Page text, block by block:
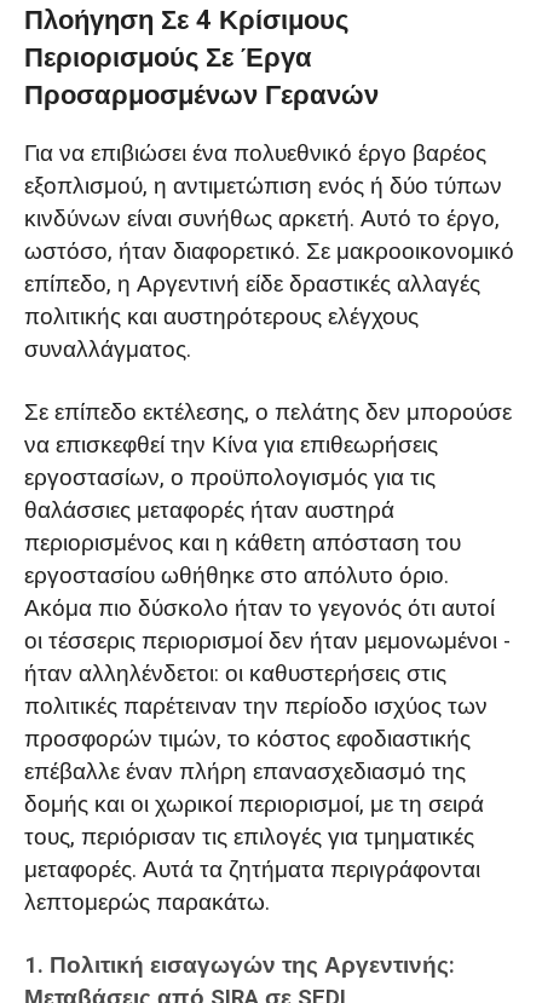
Πλοήγηση Σε 4 Κρίσιμους
Περιορισμούς Σε Έργα
Προσαρμοσμένων Γερανών
Για να επιβιώσει ένα πολυεθνικό έργο βαρέος
εξοπλισμού, η αντιμετώπιση ενός ή δύο τύπων
κινδύνων είναι συνήθως αρκετή. Αυτό το έργο,
ωστόσο, ήταν διαφορετικό. Σε μακροοικονομικό
επίπεδο, η Αργεντινή είδε δραστικές αλλαγές
πολιτικής και αυστηρότερους ελέγχους
συναλλάγματος.
Σε επίπεδο εκτέλεσης, ο πελάτης δεν μπορούσε
να επισκεφθεί την Κίνα για επιθεωρήσεις
εργοστασίων, ο προϋπολογισμός για τις
θαλάσσιες μεταφορές ήταν αυστηρά
περιορισμένος και η κάθετη απόσταση του
εργοστασίου ωθήθηκε στο απόλυτο όριο.
Ακόμα πιο δύσκολο ήταν το γεγονός ότι αυτοί
οι τέσσερις περιορισμοί δεν ήταν μεμονωμένοι -
ήταν αλληλένδετοι: οι καθυστερήσεις στις
πολιτικές παρέτειναν την περίοδο ισχύος των
προσφορών τιμών, το κόστος εφοδιαστικής
επέβαλλε έναν πλήρη επανασχεδιασμό της
δομής και οι χωρικοί περιορισμοί, με τη σειρά
τους, περιόρισαν τις επιλογές για τμηματικές
μεταφορές. Αυτά τα ζητήματα περιγράφονται
λεπτομερώς παρακάτω.
1. Πολιτική εισαγωγών της Αργεντινής: